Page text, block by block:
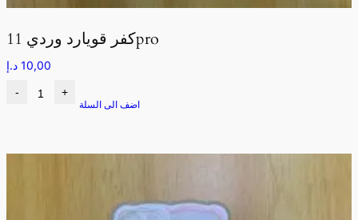
كفر قويارد وردي 11pro
10,00 د.إ
- +
اضف الى السلة